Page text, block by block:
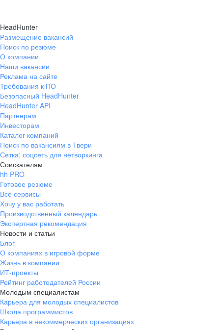
HeadHunter
Размещение вакансий
Поиск по резюме
О компании
Наши вакансии
Реклама на сайте
Требования к ПО
Безопасный HeadHunter
HeadHunter API
Партнерам
Инвесторам
Каталог компаний
Поиск по вакансиям в Твери
Сетка: соцсеть для нетворкинга
Соискателям
hh PRO
Готовое резюме
Все сервисы
Хочу у вас работать
Производственный календарь
Экспертная рекомендация
Новости и статьи
Блог
О компаниях в игровой форме
Жизнь в компании
ИТ-проекты
Рейтинг работодателей России
Молодым специалистам
Карьера для молодых специалистов
Школа программистов
Карьера в некоммерческих организациях